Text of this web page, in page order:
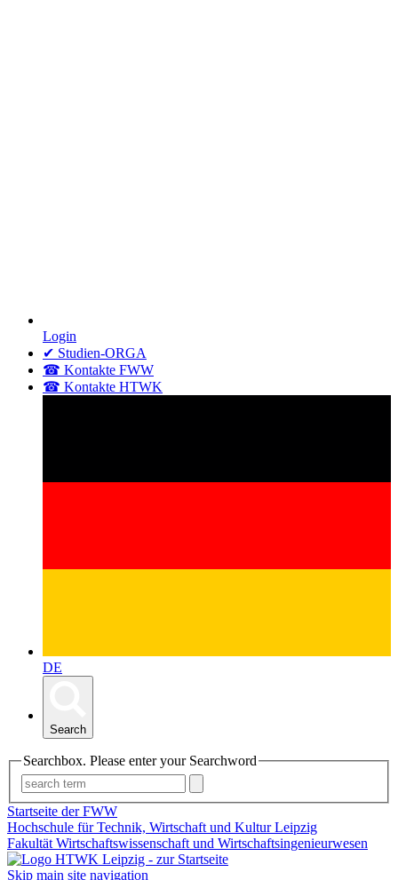
Login
✔ Studien-ORGA
☎ Kontakte FWW
☎ Kontakte HTWK
DE
Search
Searchbox. Please enter your Searchword
Startseite der FWW
Hochschule für Technik, Wirtschaft und Kultur Leipzig
Fakultät Wirtschaftswissenschaft und Wirtschaftsingenieurwesen
Skip main site navigation